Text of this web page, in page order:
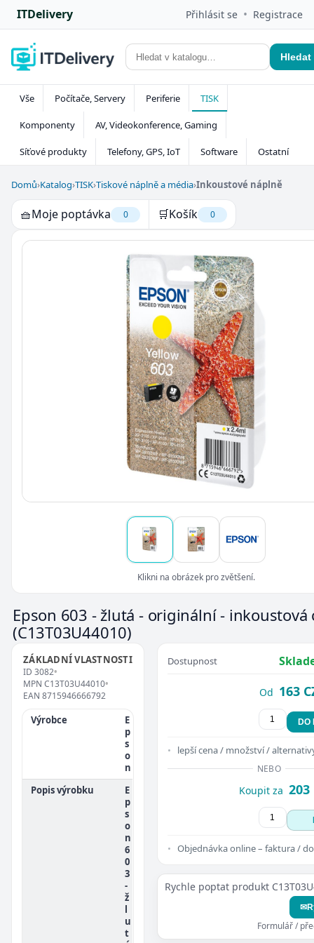
ITDelivery Přihlásit se • Registrace
Hledat
Vše Počítače, Servery Periferie TISK
Komponenty AV, Videokonference, Gaming
Síťové produkty Telefony, GPS, IoT Software Ostatní
Domů›Katalog›TISK›Tiskové náplně a média›Inkoustové náplně
🧺Moje poptávka 0 🛒Košík 0
Klikni na obrázek pro zvětšení.
Epson 603 - žlutá - originální -
(C13T03U44010)
ZÁKLADNÍ VLASTNOSTI
ID 3082•
MPN C13T03U44010•
EAN 8715946666792
Výrobce
E
p
s
o
n
Popis výrobku
E
p
s
o
n
6
0
3
-
ž
l
u
t
Dostupnost
Od 163
DO
lepší cena / množství /
NEBO
Koupit za 203
Objednávka online – faktura /
Rychle poptat produkt
✉
Formulář /